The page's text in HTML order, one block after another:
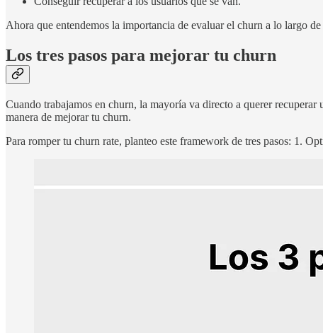
Ahora que entendemos la importancia de evaluar el churn a lo largo
Los tres pasos para mejorar tu churn
Cuando trabajamos en churn, la mayoría va directo a querer recuperar
manera de mejorar tu churn.
Para romper tu churn rate, planteo este framework de tres pasos: 1.